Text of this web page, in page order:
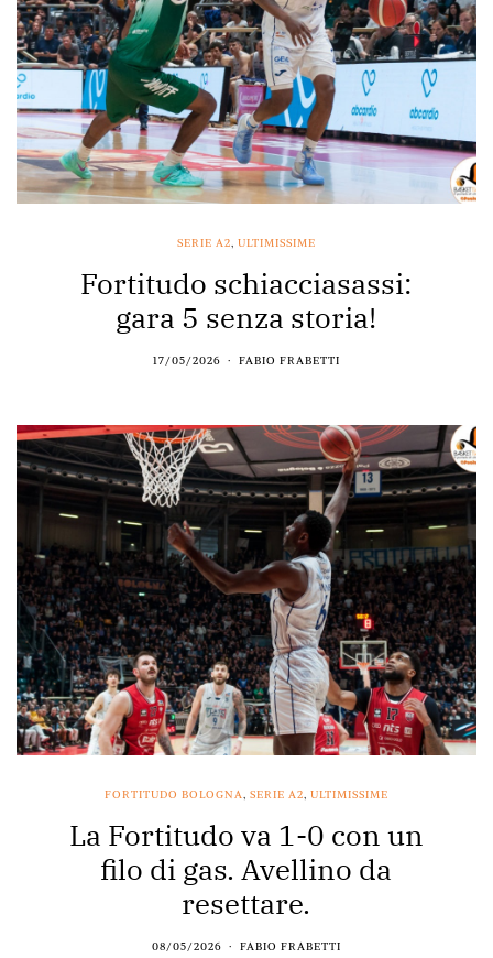
SERIE A2 ULTIMISSIME
Fortitudo schiacciasassi:
gara 5 senza storia!
17/05/2026 FABIO FRABETTI
FORTITUDO BOLOGNA SERIE A2 ULTIMISSIME
La Fortitudo va 1-0 con un
filo di gas. Avellino da
resettare.
08/05/2026 FABIO FRABETTI